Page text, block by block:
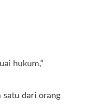
hukum,”
satu dari orang